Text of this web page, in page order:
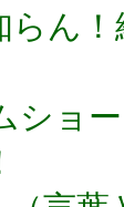
ん！
の